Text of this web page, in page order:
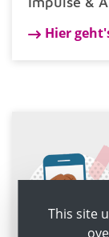
Hier
This site